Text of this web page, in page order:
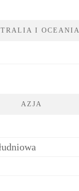
I OCEANIA
AZJA